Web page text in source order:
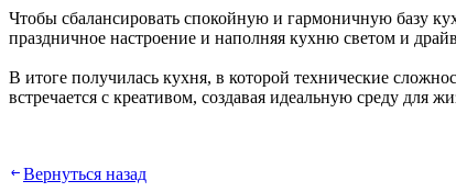
Чтобы сбалансировать спокойную и гармоничную базу
праздничное настроение и наполняя кухню светом и
В итоге получилась кухня, в которой технические
встречается с креативом, создавая идеальную среду для
Вернуться назад